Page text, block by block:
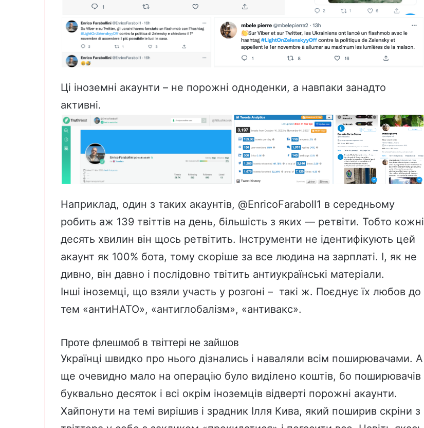
Ці іноземні акаунти – не порожні одноденки, а навпаки занадто
активні.
Наприклад, один з таких акаунтів, @EnricoFaraboll1 в середньому
робить аж 139 твіттів на день, більшість з яких — ретвіти. Тобто кожні
десять хвилин він щось ретвітить. Інструменти не ідентифікують цей
акаунт як 100% бота, тому скоріше за все людина на зарплаті. І, як не
дивно, він давно і послідовно твітить антиукраїнські матеріали.
Інші іноземці, що взяли участь у розгоні – такі ж. Поєднує їх любов до
тем «антиНАТО», «антиглобалізм», «антивакс».
Проте флешмоб в твіттері не зайшов
Українці швидко про нього дізнались і наваляли всім поширювачами. А
ще очевидно мало на операцію було виділено коштів, бо поширювачів
буквально десяток і всі окрім іноземців відверті порожні акаунти.
Хайпонути на темі вирішив і зрадник Ілля Кива, який поширив скріни з